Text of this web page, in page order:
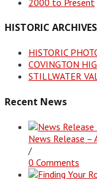
HISTORIC ARCHIVES
HISTORIC
COVINGTON
STILLWATER
Recent News
News Release –
/
0 Comments